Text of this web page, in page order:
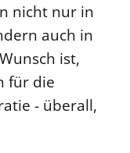
nicht nur in
auch in
ist,
für die
- überall,